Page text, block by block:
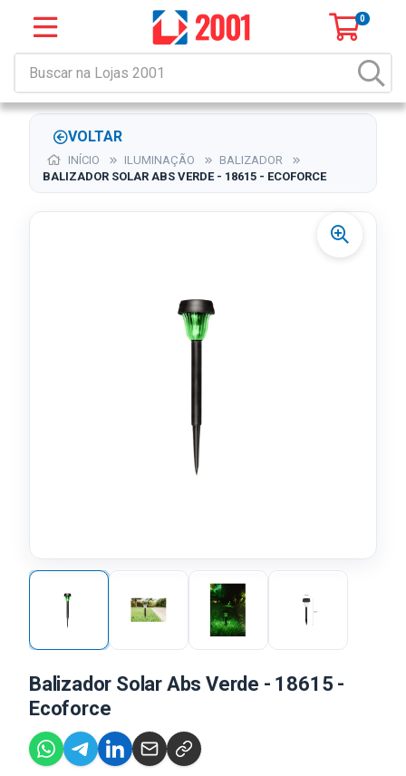
0
VOLTAR
INÍCIO ILUMINAÇÃO
BALIZADOR
BALIZADOR SOLAR ABS VERDE - 18615 - ECOFORCE
Balizador Solar Abs Verde - 18615 -
Ecoforce